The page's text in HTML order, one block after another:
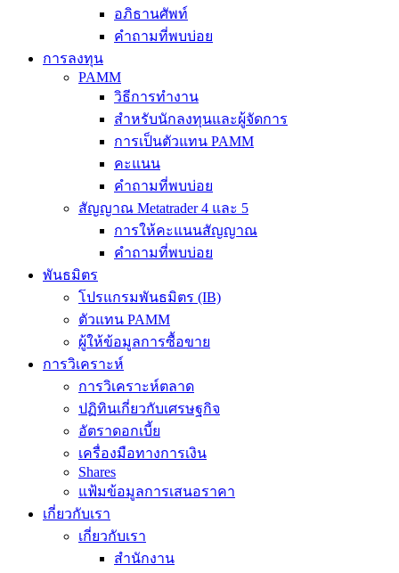
อภิธานศัพท์
คำถามที่พบบ่อย
การลงทุน
PAMM
วิธีการทำงาน
สำหรับนักลงทุนและผู้จัดการ
การเป็นตัวแทน PAMM
คะแนน
คำถามที่พบบ่อย
สัญญาณ Metatrader 4 และ 5
การให้คะแนนสัญญาณ
คำถามที่พบบ่อย
พันธมิตร
โปรแกรมพันธมิตร (IB)
ตัวแทน PAMM
ผู้ให้ข้อมูลการซื้อขาย
การวิเคราะห์
การวิเคราะห์ตลาด
ปฏิทินเกี่ยวกับเศรษฐกิจ
อัตราดอกเบี้ย
เครื่องมือทางการเงิน
Shares
แฟ้มข้อมูลการเสนอราคา
เกี่ยวกับเรา
เกี่ยวกับเรา
สำนักงาน